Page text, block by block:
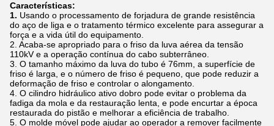
Características:
1. Usando o processamento de forjadura de grande resistência
do aço de liga e o tratamento térmico excelente para assegurar a
força e a vida útil do equipamento.
2. Acaba-se apropriado para o friso da luva aérea da tensão
110kV e a operação contínua do cabo subterrâneo.
3. O tamanho máximo da luva do tubo é 76mm, a superfície de
friso é larga, e o número de friso é pequeno, que pode reduzir a
deformação de friso e controlar o alongamento.
4. O cilindro hidráulico ativo dobro pode evitar o problema da
fadiga da mola e da restauração lenta, e pode encurtar a época
restaurada do pistão e melhorar a eficiência de trabalho.
5. O molde móvel pode ajudar ao operador a remover facilmente